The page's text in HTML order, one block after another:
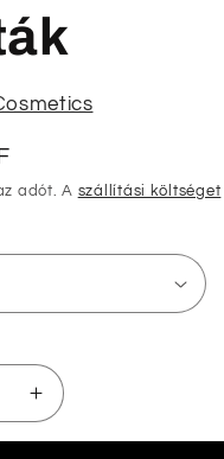
adót. A szállítási költséget
Lancome
Genifique